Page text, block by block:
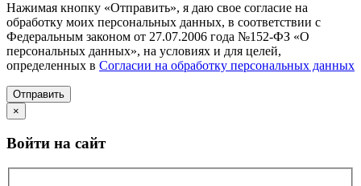
Нажимая кнопку «Отправить», я даю свое согласие на
обработку моих персональных данных, в соответствии с
Федеральным законом от 27.07.2006 года №152-ФЗ «О
персональных данных», на условиях и для целей,
определенных в Согласии на обработку персональных данных
Отправить
×
Войти на сайт